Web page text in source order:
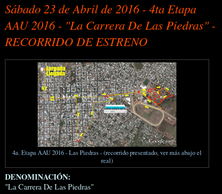
Sábado 23 de Abril de 2016 - 4ta Etapa
AAU 2016 - "La Carrera De Las Piedras" -
RECORRIDO DE ESTRENO
4a. Etapa AAU 2016 - Las Piedras - (recorrido presentado, ver más abajo el
real)
DENOMINACIÓN:
"La Carrera De Las Piedras"